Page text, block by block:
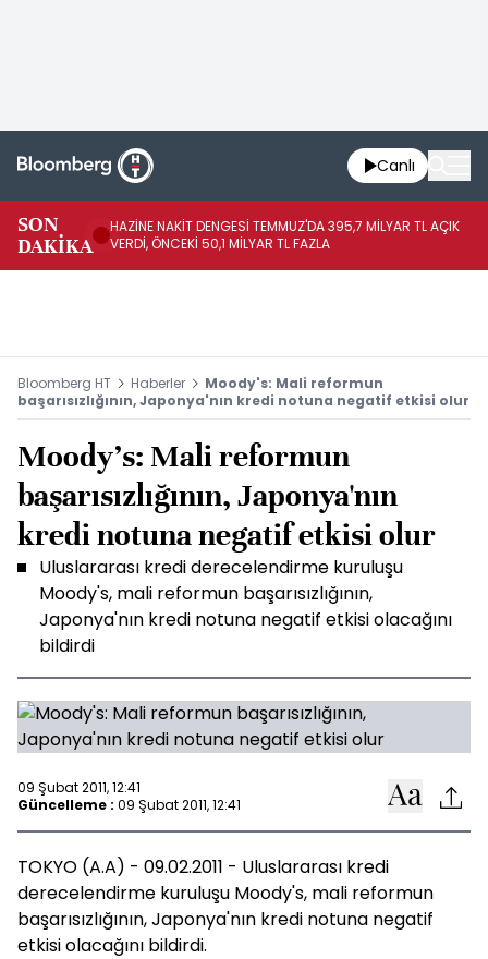
Canlı
SON
DAKİKA
HAZİNE NAKİT DENGESİ TEMMUZ'DA 395,7 MİLYAR TL AÇIK
VERDİ, ÖNCEKİ 50,1 MİLYAR TL FAZLA
Bloomberg HT Haberler
Moody's: Mali reformun
başarısızlığının, Japonya'nın kredi notuna negatif etkisi olur
Moody's: Mali reformun
başarısızlığının, Japonya'nın
kredi notuna negatif etkisi olur
Uluslararası kredi derecelendirme kuruluşu
Moody's, mali reformun başarısızlığının,
Japonya'nın kredi notuna negatif etkisi olacağını
bildirdi
09 Şubat 2011, 12:41
Güncelleme : 09 Şubat 2011, 12:41
TOKYO (A.A) - 09.02.2011 - Uluslararası kredi
derecelendirme kuruluşu Moody's, mali reformun
başarısızlığının, Japonya'nın kredi notuna negatif
etkisi olacağını bildirdi.